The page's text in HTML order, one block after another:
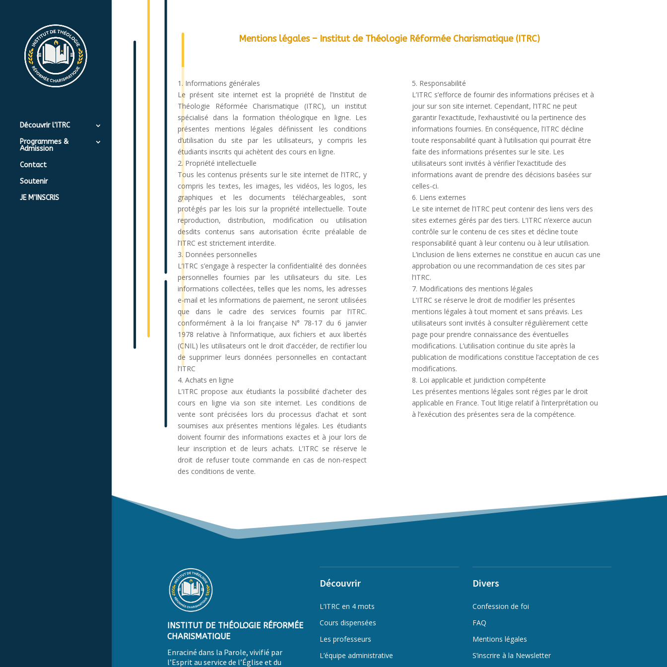
Découvrir l’ITRC
Programmes &
Admission
Contact
Soutenir
JE M’INSCRIS
Mentions légales – Institut de Théologie Réformée Charismatique (ITRC)
1. Informations générales
Le présent site internet est la propriété de l’Institut de
Théologie Réformée Charismatique (ITRC), un institut
spécialisé dans la formation théologique en ligne. Les
présentes mentions légales définissent les conditions
d’utilisation du site par les utilisateurs, y compris les
étudiants inscrits qui achètent des cours en ligne.
2. Propriété intellectuelle
Tous les contenus présents sur le site internet de l’ITRC, y
compris les textes, les images, les vidéos, les logos, les
graphiques et les documents téléchargeables, sont
protégés par les lois sur la propriété intellectuelle. Toute
reproduction, distribution, modification ou utilisation
desdits contenus sans autorisation écrite préalable de
l’ITRC est strictement interdite.
3. Données personnelles
L’ITRC s’engage à respecter la confidentialité des données
personnelles fournies par les utilisateurs du site. Les
informations collectées, telles que les noms, les adresses
e-mail et les informations de paiement, ne seront utilisées
que dans le cadre des services fournis par l’ITRC.
conformément à la loi française N° 78-17 du 6 janvier
1978 relative à l’informatique, aux fichiers et aux libertés
(CNIL) les utilisateurs ont le droit d’accéder, de rectifier lou
de supprimer leurs données personnelles en contactant
l’ITRC
4. Achats en ligne
L’ITRC propose aux étudiants la possibilité d’acheter des
cours en ligne via son site internet. Les conditions de
vente sont précisées lors du processus d’achat et sont
soumises aux présentes mentions légales. Les étudiants
doivent fournir des informations exactes et à jour lors de
leur inscription et de leurs achats. L’ITRC se réserve le
droit de refuser toute commande en cas de non-respect
des conditions de vente.
5. Responsabilité
L’ITRC s’efforce de fournir des informations précises et à
jour sur son site internet. Cependant, l’ITRC ne peut
garantir l’exactitude, l’exhaustivité ou la pertinence des
informations fournies. En conséquence, l’ITRC décline
toute responsabilité quant à l’utilisation qui pourrait être
faite des informations présentes sur le site. Les
utilisateurs sont invités à vérifier l’exactitude des
informations avant de prendre des décisions basées sur
celles-ci.
6. Liens externes
Le site internet de l’ITRC peut contenir des liens vers des
sites externes gérés par des tiers. L’ITRC n’exerce aucun
contrôle sur le contenu de ces sites et décline toute
responsabilité quant à leur contenu ou à leur utilisation.
L’inclusion de liens externes ne constitue en aucun cas une
approbation ou une recommandation de ces sites par
l’ITRC.
7. Modifications des mentions légales
L’ITRC se réserve le droit de modifier les présentes
mentions légales à tout moment et sans préavis. Les
utilisateurs sont invités à consulter régulièrement cette
page pour prendre connaissance des éventuelles
modifications. L’utilisation continue du site après la
publication de modifications constitue l’acceptation de ces
modifications.
8. Loi applicable et juridiction compétente
Les présentes mentions légales sont régies par le droit
applicable en France. Tout litige relatif à l’interprétation ou
à l’exécution des présentes sera de la compétence.
INSTITUT DE THÉOLOGIE RÉFORMÉE
CHARISMATIQUE
Enraciné dans la Parole, vivifié par
l’Esprit au service de l’Église et du
Découvrir
L’ITRC en 4 mots
Cours dispensées
Les professeurs
L’équipe administrative
Divers
Confession de foi
FAQ
Mentions légales
S’inscrire à la Newsletter